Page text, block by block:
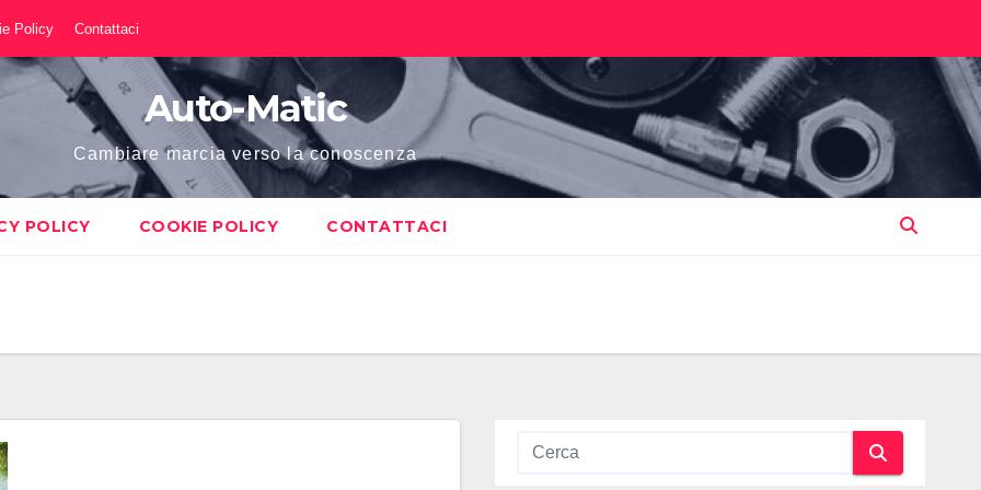
Policy Contattaci
Auto-Matic
Cambiare marcia verso la conoscenza
POLICY COOKIE POLICY CONTATTACI